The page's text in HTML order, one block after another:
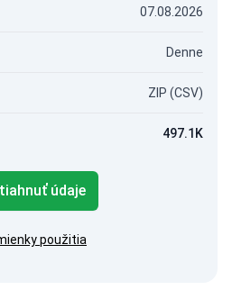
07.08.2026
Denne
ZIP (CSV)
497.1K
údaje
použitia